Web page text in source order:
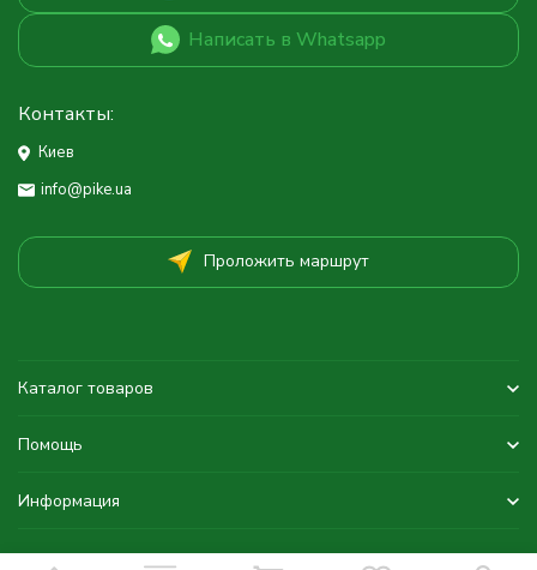
Написать в Whatsapp
Контакты:
Киев
info@pike.ua
Проложить маршрут
Каталог товаров
Помощь
Информация